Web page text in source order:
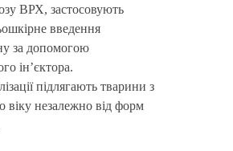
ВРХ, застосовують
введення
за допомогою
ін’єктора.
підлягають тварини з
віку незалежно від форм